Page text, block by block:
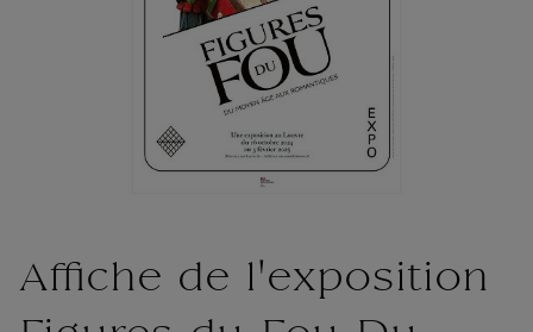
Affiche de l'exposition